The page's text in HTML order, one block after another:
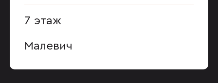
7 этаж
Малевич